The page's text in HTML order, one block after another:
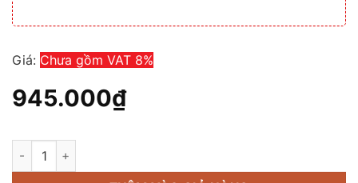
Giá: Chưa gồm VAT 8%
945.000₫
Micro không dây shure PGX4 Bắt âm chuẩn, giá thành cạnh